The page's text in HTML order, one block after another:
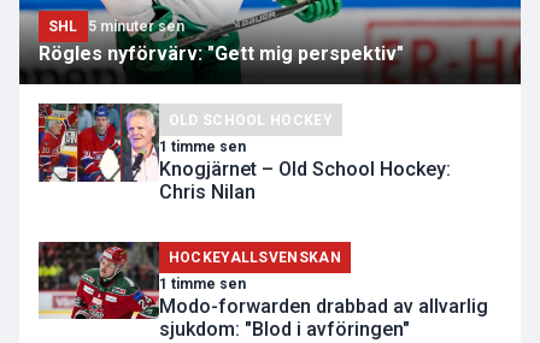
SHL 5 minuter sen
Rögles nyförvärv: "Gett mig perspektiv"
OLD SCHOOL HOCKEY
1 timme sen
Knogjärnet – Old School Hockey:
Chris Nilan
HOCKEYALLSVENSKAN
1 timme sen
Modo-forwarden drabbad av allvarlig
sjukdom: "Blod i avföringen"